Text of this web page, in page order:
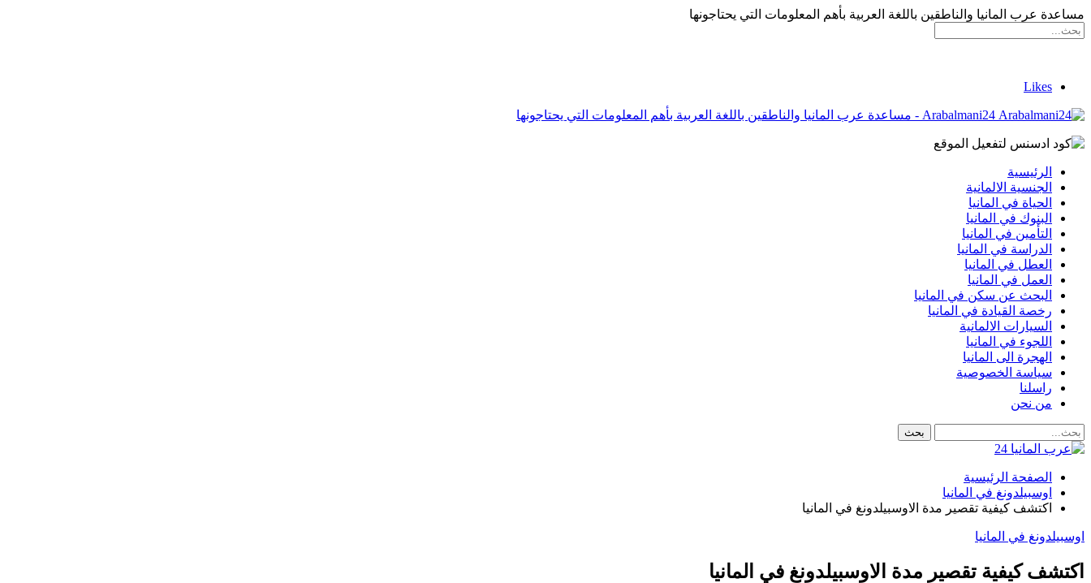
مساعدة عرب المانيا والناطقين باللغة العربية بأهم المعلومات التي يحتاجونها
Likes
Arabalmani24 - مساعدة عرب المانيا والناطقين باللغة العربية بأهم المعلومات التي يحتاجونها
الرئيسية
الجنسية الالمانية
الحياة في المانيا
البنوك في المانيا
التأمين في المانيا
الدراسة في المانيا
العطل في المانيا
العمل في المانيا
البحث عن سكن في المانيا
رخصة القيادة في المانيا
السيارات الالمانية
اللجوء في المانيا
الهجرة الى المانيا
سياسة الخصوصية
راسلنا
من نحن
الصفحة الرئيسية
اوسبيلدونغ في المانيا
اكتشف كيفية تقصير مدة الاوسبيلدونغ في المانيا
اوسبيلدونغ في المانيا
اكتشف كيفية تقصير مدة الاوسبيلدونغ في المانيا